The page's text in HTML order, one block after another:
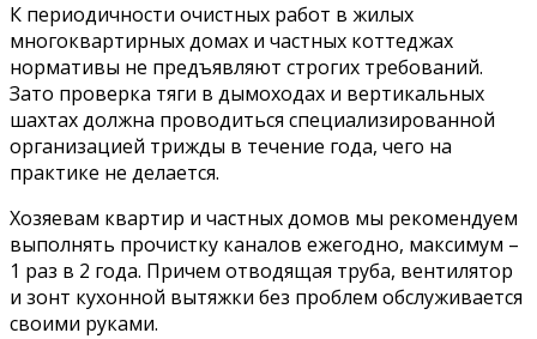
К периодичности очистных работ в жилых
многоквартирных домах и частных коттеджах
нормативы не предъявляют строгих требований.
Зато проверка тяги в дымоходах и вертикальных
шахтах должна проводиться специализированной
организацией трижды в течение года, чего на
практике не делается.
Хозяевам квартир и частных домов мы рекомендуем
выполнять прочистку каналов ежегодно, максимум –
1 раз в 2 года. Причем отводящая труба, вентилятор
и зонт кухонной вытяжки без проблем обслуживается
своими руками.